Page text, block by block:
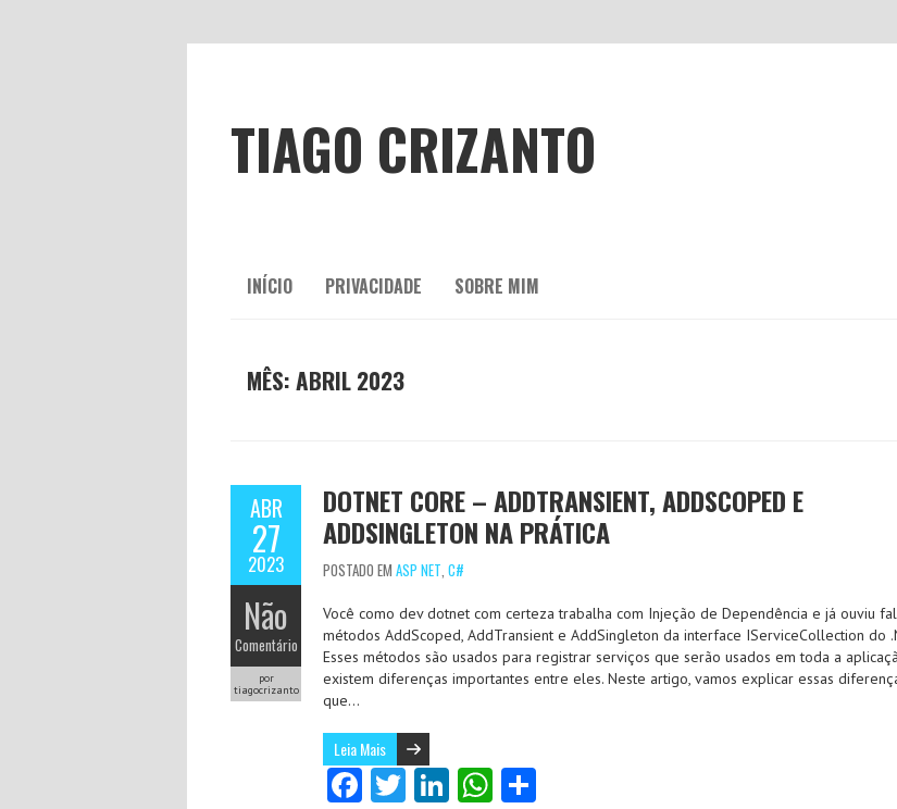
TIAGO CRIZANTO
INÍCIO PRIVACIDADE SOBRE MIM
MÊS:ABRIL 2023
ABR
27
2023
Não
Comentário
por
tiagocrizanto
DOTNET CORE – ADDTRANSIENT, ADDSCOPED E
ADDSINGLETON NA PRÁTICA
POSTADO EM ASP NET, C#
Você como dev dotnet com certeza trabalha com Injeção de Dependência e já ouviu
métodos AddScoped, AddTransient e AddSingleton da interface IServiceCollection do
Esses métodos são usados para registrar serviços que serão usados em toda a
existem diferenças importantes entre eles. Neste artigo, vamos explicar essas
que…
Leia Mais
Fa T Li W